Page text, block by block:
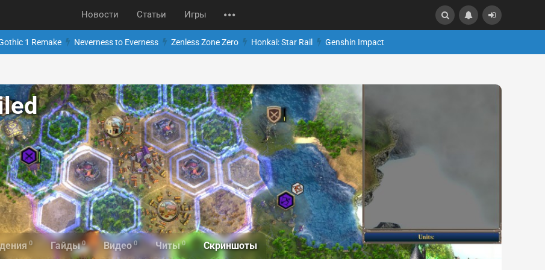
Новости Статьи Игры
1 Remake Neverness to Everness Zenless Zone Zero Honkai: Star Rail Genshin Impact
0 Гайды 0 Видео 0 Читы 0 Скриншоты